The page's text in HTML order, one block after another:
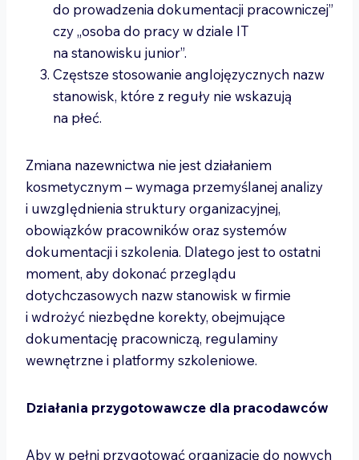
do prowadzenia dokumentacji pracowniczej”
czy „osoba do pracy w dziale IT
na stanowisku junior”.
Częstsze stosowanie anglojęzycznych nazw
stanowisk, które z reguły nie wskazują
na płeć.
Zmiana nazewnictwa nie jest działaniem
kosmetycznym – wymaga przemyślanej analizy
i uwzględnienia struktury organizacyjnej,
obowiązków pracowników oraz systemów
dokumentacji i szkolenia. Dlatego jest to ostatni
moment, aby dokonać przeglądu
dotychczasowych nazw stanowisk w firmie
i wdrożyć niezbędne korekty, obejmujące
dokumentację pracowniczą, regulaminy
wewnętrzne i platformy szkoleniowe.
Działania przygotowawcze dla pracodawców
Aby w pełni przygotować organizację do nowych